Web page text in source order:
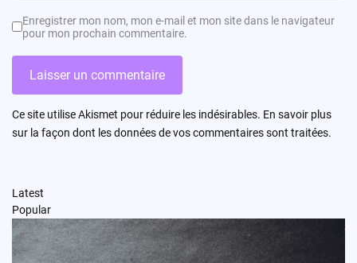
Enregistrer mon nom, mon e-mail et mon site dans le navigateur
pour mon prochain commentaire.
Ce site utilise Akismet pour réduire les indésirables. En savoir plus
sur la façon dont les données de vos commentaires sont traitées.
Latest
Popular